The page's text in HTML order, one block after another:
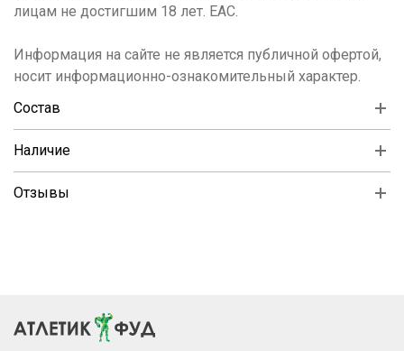
лицам не достигшим 18 лет. ЕАС.
Информация на сайте не является публичной офертой,
носит информационно-ознакомительный характер.
Состав
Наличие
Отзывы